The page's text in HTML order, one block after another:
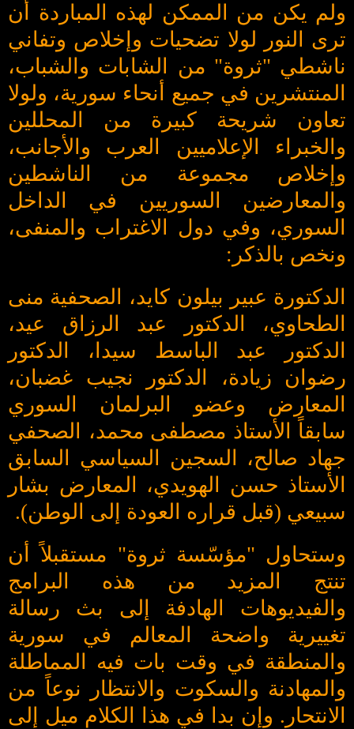
ولم يكن من الممكن لهذه المباردة أن
ترى النور لولا تضحيات وإخلاص وتفاني
ناشطي "ثروة" من الشابات والشباب،
المنتشرين في جميع أنحاء سورية، ولولا
تعاون شريحة كبيرة من المحللين
والخبراء الإعلاميين العرب والأجانب،
وإخلاص مجموعة من الناشطين
والمعارضين السوريين في الداخل
السوري، وفي دول الاغتراب والمنفى،
ونخص بالذكر:
الدكتورة عبير بيلون كايد، الصحفية منى
الطحاوي، الدكتور عبد الرزاق عيد،
الدكتور عبد الباسط سيدا، الدكتور
رضوان زيادة، الدكتور نجيب غضبان،
المعارض وعضو البرلمان السوري
سابقاً الأستاذ مصطفى محمد، الصحفي
جهاد صالح، السجين السياسي السابق
الأستاذ حسن الهويدي، المعارض بشار
سبيعي (قبل قراره العودة إلى الوطن).
وستحاول "مؤسّسة ثروة" مستقبلاً أن
تنتج المزيد من هذه البرامج
والفيديوهات الهادفة إلى بث رسالة
تغييرية واضحة المعالم في سورية
والمنطقة في وقت بات فيه المماطلة
والمهادنة والسكوت والانتظار نوعاً من
الانتحار. وإن بدا في هذا الكلام ميل إلى